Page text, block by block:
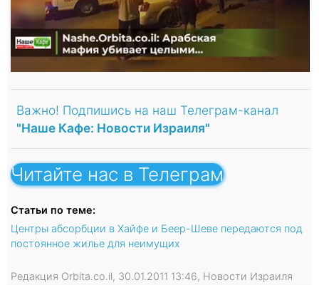
Важно! Подпишись на наш Телеграм-канал
"Наше Кафе: Новости Израиля"
Читайте нас в Телеграм
Статьи по теме:
Центры абсорбции в Хайфе и Беер-Шеве передаются под
постоянное жилье для неимущих
Редакция Orbita.co.il, 30.01.2011 13:46, Новости Израиля